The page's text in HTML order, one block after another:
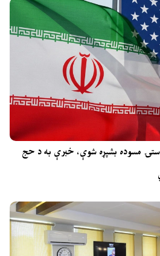
مسوده بشپړه شوې، خبرې به د حج